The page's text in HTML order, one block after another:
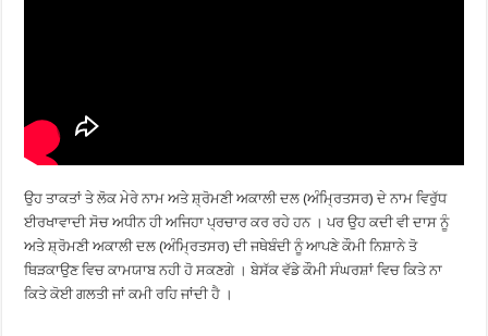
ਉਹ ਤਾਕਤਾਂ ਤੇ ਲੋਕ ਮੇਰੇ ਨਾਮ ਅਤੇ ਸ਼੍ਰੋਮਣੀ ਅਕਾਲੀ ਦਲ (ਅੰਮ੍ਰਿਤਸਰ) ਦੇ ਨਾਮ ਵਿਰੁੱਧ
ਈਰਖਾਵਾਦੀ ਸੋਚ ਅਧੀਨ ਹੀ ਅਜਿਹਾ ਪ੍ਰਚਾਰ ਕਰ ਰਹੇ ਹਨ । ਪਰ ਉਹ ਕਦੀ ਵੀ ਦਾਸ ਨੂੰ
ਅਤੇ ਸ਼੍ਰੋਮਣੀ ਅਕਾਲੀ ਦਲ (ਅੰਮ੍ਰਿਤਸਰ) ਦੀ ਜਥੇਬੰਦੀ ਨੂੰ ਆਪਣੇ ਕੌਮੀ ਨਿਸ਼ਾਨੇ ਤੋ
ਥਿੜਕਾਉਣ ਵਿਚ ਕਾਮਯਾਬ ਨਹੀ ਹੋ ਸਕਣਗੇ । ਬੇਸੱਕ ਵੱਡੇ ਕੌਮੀ ਸੰਘਰਸ਼ਾਂ ਵਿਚ ਕਿਤੇ ਨਾ
ਕਿਤੇ ਕੋਈ ਗਲਤੀ ਜਾਂ ਕਮੀ ਰਹਿ ਜਾਂਦੀ ਹੈ ।